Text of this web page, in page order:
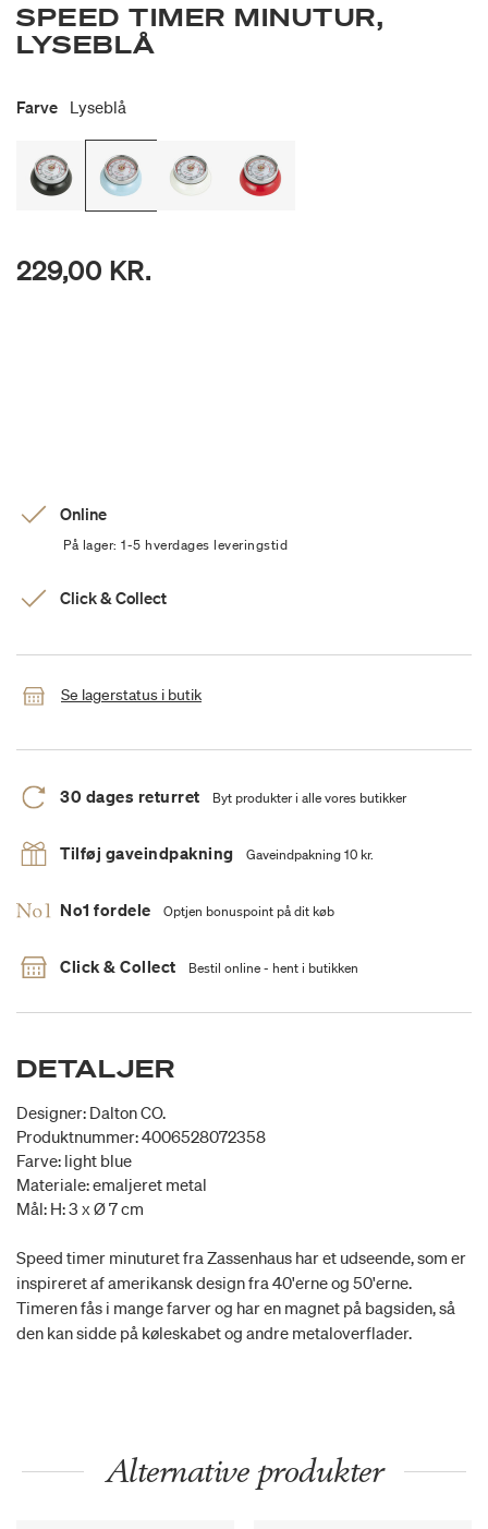
SPEED TIMER MINUTUR,
LYSEBLÅ
Farve Lyseblå
229,00 KR.
Online
På lager: 1-5 hverdages leveringstid
Click & Collect
Se lagerstatus i butik
30 dages returret Byt produkter i alle vores butikker
Tilføj gaveindpakning Gaveindpakning 10 kr.
No1 fordele Optjen bonuspoint på dit køb
Click & Collect Bestil online - hent i butikken
DETALJER
Designer: Dalton CO.
Produktnummer: 4006528072358
Farve: light blue
Materiale: emaljeret metal
Mål: H: 3 x Ø 7 cm
Speed timer minuturet fra Zassenhaus har et udseende, som er
inspireret af amerikansk design fra 40'erne og 50'erne.
Timeren fås i mange farver og har en magnet på bagsiden, så
den kan sidde på køleskabet og andre metaloverflader.
Alternative produkter